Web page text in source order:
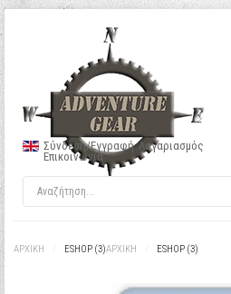
Σύνδεση/Εγγραφή Λογαριασμός
Επικοινωνία
ΑΡΧΙΚΉ ESHOP (3)ΑΡΧΙΚΉ ESHOP (3)
ΣΥΝΔΕΣΗ
Κωδικός